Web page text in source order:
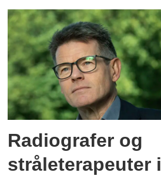
Radiografer og
stråleterapeuter i